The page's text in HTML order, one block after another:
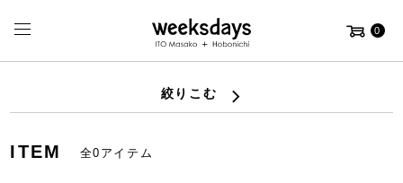
0
絞りこむ
ITEM 全0アイテム